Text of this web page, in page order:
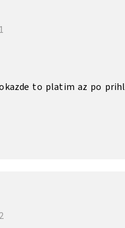
to platim az po